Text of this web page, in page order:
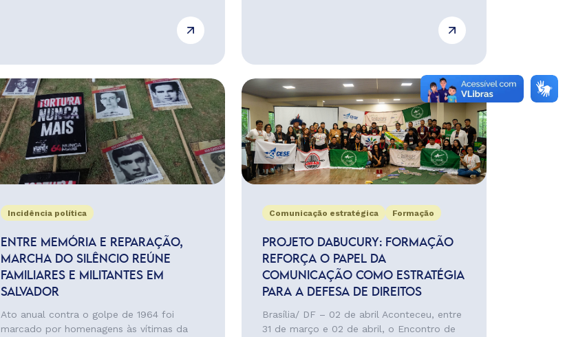
Incidência política
ENTRE MEMÓRIA E REPARAÇÃO,
MARCHA DO SILÊNCIO REÚNE
FAMILIARES E MILITANTES EM
SALVADOR
Ato anual contra o golpe de 1964 foi
marcado por homenagens às vítimas da
Comunicação estratégica Formação
PROJETO DABUCURY: FORMAÇÃO
REFORÇA O PAPEL DA
COMUNICAÇÃO COMO ESTRATÉGIA
PARA A DEFESA DE DIREITOS
Brasília/ DF – 02 de abril Aconteceu, entre
31 de março e 02 de abril, o Encontro de